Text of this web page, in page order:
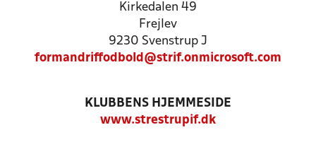
Kirkedalen 49
Frejlev
9230 Svenstrup J
formandriffodbold@strif.onmicrosoft.com
KLUBBENS HJEMMESIDE
www.strestrupif.dk